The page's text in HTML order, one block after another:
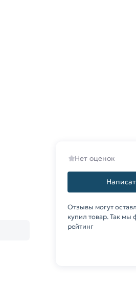
Нет оценок
Отзывы могут
купил товар. Так
рейтинг